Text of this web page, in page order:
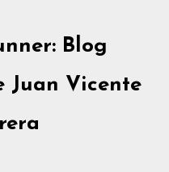
Blog
Juan Vicente